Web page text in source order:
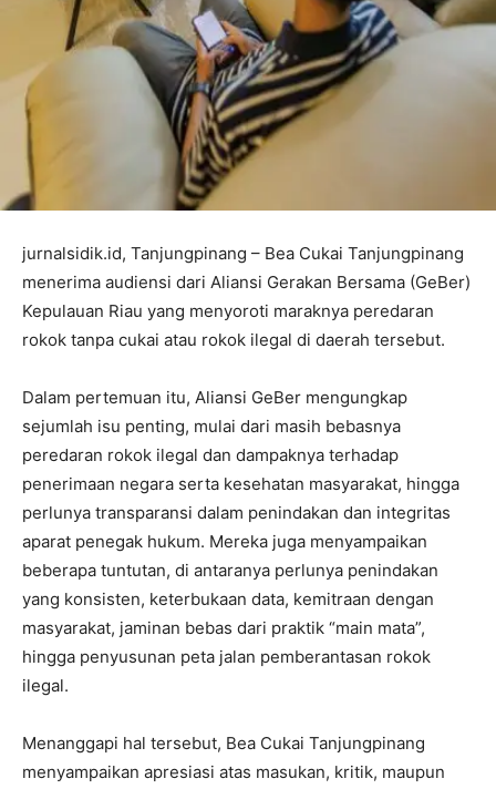
jurnalsidik.id, Tanjungpinang – Bea Cukai Tanjungpinang
menerima audiensi dari Aliansi Gerakan Bersama (GeBer)
Kepulauan Riau yang menyoroti maraknya peredaran
rokok tanpa cukai atau rokok ilegal di daerah tersebut.
Dalam pertemuan itu, Aliansi GeBer mengungkap
sejumlah isu penting, mulai dari masih bebasnya
peredaran rokok ilegal dan dampaknya terhadap
penerimaan negara serta kesehatan masyarakat, hingga
perlunya transparansi dalam penindakan dan integritas
aparat penegak hukum. Mereka juga menyampaikan
beberapa tuntutan, di antaranya perlunya penindakan
yang konsisten, keterbukaan data, kemitraan dengan
masyarakat, jaminan bebas dari praktik “main mata”,
hingga penyusunan peta jalan pemberantasan rokok
ilegal.
Menanggapi hal tersebut, Bea Cukai Tanjungpinang
menyampaikan apresiasi atas masukan, kritik, maupun